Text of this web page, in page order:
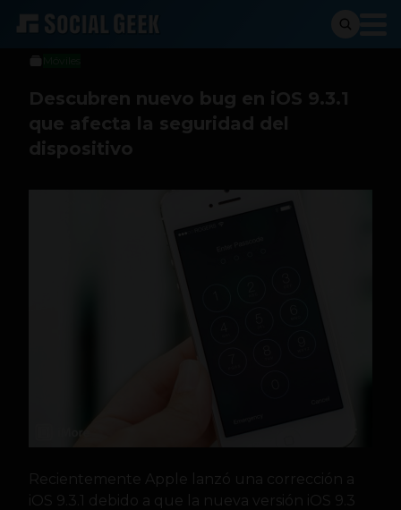
Sergio Ramos
4 de abril de 2016
Descubren nuevo bug en iOS 9.3.1
que afecta la seguridad del
dispositivo
Recientemente Apple lanzó una corrección a
iOS 9.3.1 debido a que la nueva versión iOS 9.3